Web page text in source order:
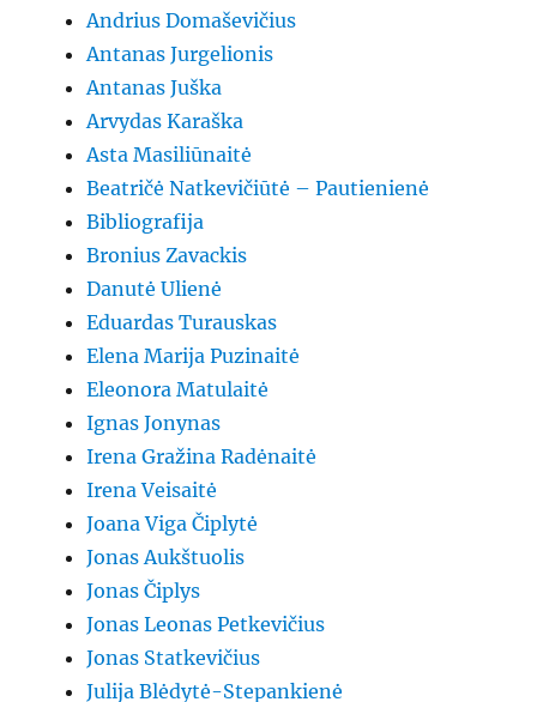
Andrius Domaševičius
Antanas Jurgelionis
Antanas Juška
Arvydas Karaška
Asta Masiliūnaitė
Beatričė Natkevičiūtė – Pautienienė
Bibliografija
Bronius Zavackis
Danutė Ulienė
Eduardas Turauskas
Elena Marija Puzinaitė
Eleonora Matulaitė
Ignas Jonynas
Irena Gražina Radėnaitė
Irena Veisaitė
Joana Viga Čiplytė
Jonas Aukštuolis
Jonas Čiplys
Jonas Leonas Petkevičius
Jonas Statkevičius
Julija Blėdytė-Stepankienė